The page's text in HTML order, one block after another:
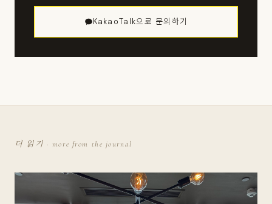
KakaoTalk으로 문의하기
더 읽기 · more from the journal